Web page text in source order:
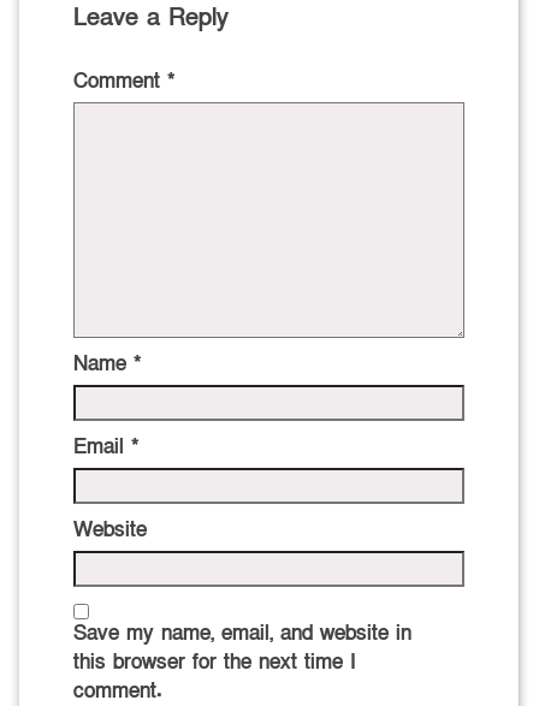
Leave a Reply
Comment *
Name *
Email *
Website
Save my name, email, and website in
this browser for the next time I
comment.